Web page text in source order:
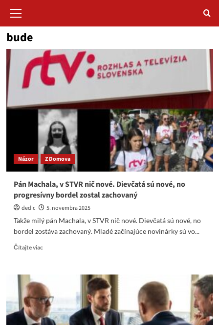
Menu
bude
Názor Z Domova
Pán Machala, v STVR nič nové. Dievčatá sú nové, no
progresívny bordel zostal zachovaný
dedic
5. novembra 2025
Takže milý pán Machala, v STVR nič nové. Dievčatá sú nové, no
bordel zostáva zachovaný. Mladé začínajúce novinárky sú vo...
Čítajte viacRead
Machala,
v
STVR
nič
nové.